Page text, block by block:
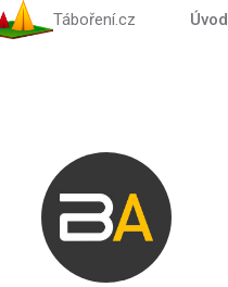
Táboření.cz Úvod